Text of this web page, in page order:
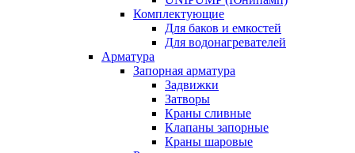
Комплектующие
Для баков и емкостей
Для водонагревателей
Арматура
Запорная арматура
Задвижки
Затворы
Краны сливные
Клапаны запорные
Краны шаровые